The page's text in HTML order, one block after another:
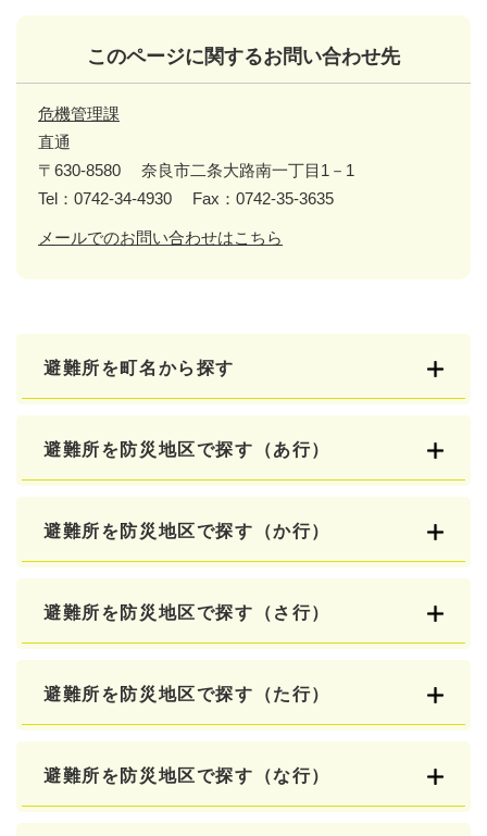
このページに関するお問い合わせ先
危機管理課
直通
〒630-8580
奈良市二条大路南一丁目1－1
Tel：0742-34-4930
Fax：0742-35-3635
メールでのお問い合わせはこちら
避難所を町名から探す
避難所を防災地区で探す（あ行）
避難所を防災地区で探す（か行）
避難所を防災地区で探す（さ行）
避難所を防災地区で探す（た行）
避難所を防災地区で探す（な行）